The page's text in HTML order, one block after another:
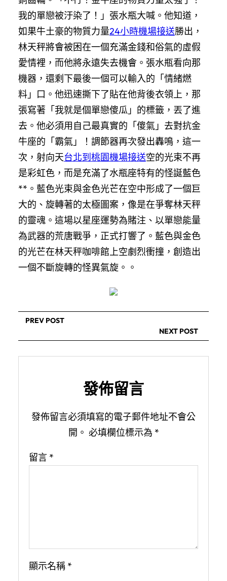
我的單戀被汙染了！」張水瓶大喊。他知道，
如果牛土豪的物質力量24小時機場接送勝出，
林天秤將會被困在一個充滿金錢和俗氣的虛假
愛情裡，而他將永遠失去機會。張水瓶看向那
機器，還剩下最後一個可以輸入的「情緒燃
料」口。他迅速撕下了貼在他背後衣領上，那
張寫著「我就是個單戀傻瓜」的標籤，丟了進
去。他必須用自己最真實的「傻氣」去對抗金
牛座的「霸氣」！調節器再次發出轟鳴，這一
次，射向天台北到桃園機場接送空的光束不再
是彩虹色，而是充滿了水瓶座特有的怪誕藍色
**。藍色光束與金色光芒在空中形成了一個巨
大的、旋轉著的太極圖案，像是在爭奪林天秤
的靈魂。這場以星座運勢為賭注、以單戀能量
為武器的荒唐戰爭，正式打響了。藍色與金色
的光芒在林天秤咖啡館上空劇烈衝撞，創造出
一個不斷旋轉的怪異氣旋。。
PREV POST
NEXT POST
發佈留言
發佈留言必須填寫的電子郵件地址不會公
開。 必填欄位標示為 *
留言 *
顯示名稱 *